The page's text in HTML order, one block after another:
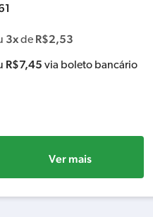
3xde R$2,53
R$7,45 via boleto bancário
Ver mais